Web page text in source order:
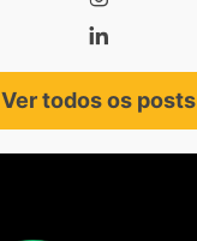
Ver todos os posts